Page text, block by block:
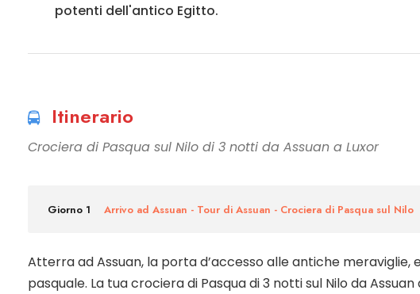
potenti dell'antico Egitto.
Itinerario
Crociera di Pasqua sul Nilo di 3 notti da Assuan a Luxor
Giorno 1 Arrivo ad Assuan - Tour di Assuan - Crociera di Pasqua sul Nilo
Atterra ad Assuan, la porta d’accesso alle antiche
pasquale. La tua crociera di Pasqua di 3 notti sul Nilo da